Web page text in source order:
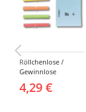
Röllchenlose /
Gewinnlose
Tombola, Treffer,
bunt - Nummern 1-
4,29 €